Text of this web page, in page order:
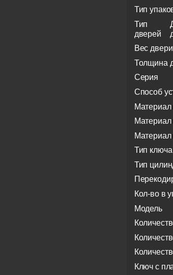
Тип
Тип
дверей
Вес двери
Толщина
Серия
Способ
Материал
Материал
Материал
Тип ключа
Тип
Кол-во в
Модель
Ключ с